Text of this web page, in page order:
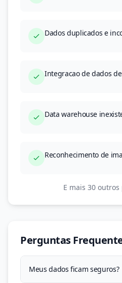
Dados duplicados e
Integracao de dados
Data warehouse
Reconhecimento de
E mais 30
Perguntas
Meus dados ficam seguros?